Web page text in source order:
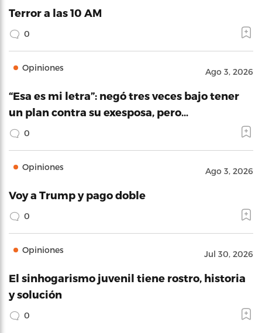
Terror a las 10 AM
0
Opiniones Ago 3, 2026
“Esa es mi letra”: negó tres veces bajo tener
un plan contra su exesposa, pero…
0
Opiniones Ago 3, 2026
Voy a Trump y pago doble
0
Opiniones Jul 30, 2026
El sinhogarismo juvenil tiene rostro, historia
y solución
0